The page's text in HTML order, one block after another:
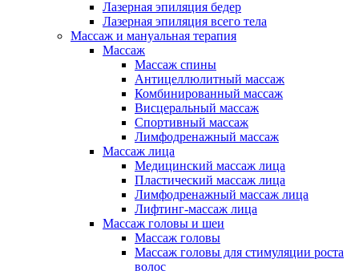
Лазерная эпиляция бедер
Лазерная эпиляция всего тела
Массаж и мануальная терапия
Массаж
Массаж спины
Антицеллюлитный массаж
Комбинированный массаж
Висцеральный массаж
Спортивный массаж
Лимфодренажный массаж
Массаж лица
Медицинский массаж лица
Пластический массаж лица
Лимфодренажный массаж лица
Лифтинг-массаж лица
Массаж головы и шеи
Массаж головы
Массаж головы для стимуляции роста
волос